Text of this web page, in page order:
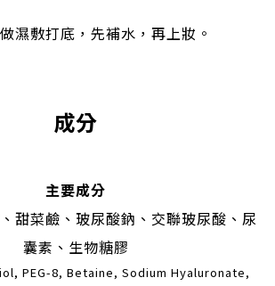
濕敷打底，先補水，再上妝。
成分
主要成分
甜菜鹼、玻尿酸鈉、交聯玻尿酸、尿
囊素、生物糖膠
PEG-8, Betaine, Sodium Hyaluronate,